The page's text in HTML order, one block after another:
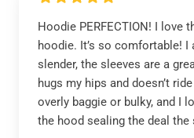
Hoodie PERFECTION! I love
hoodie. It’s so comfortable! I
slender, the sleeves are a
hugs my hips and doesn’t
overly baggie or bulky, and I
the hood sealing the deal the